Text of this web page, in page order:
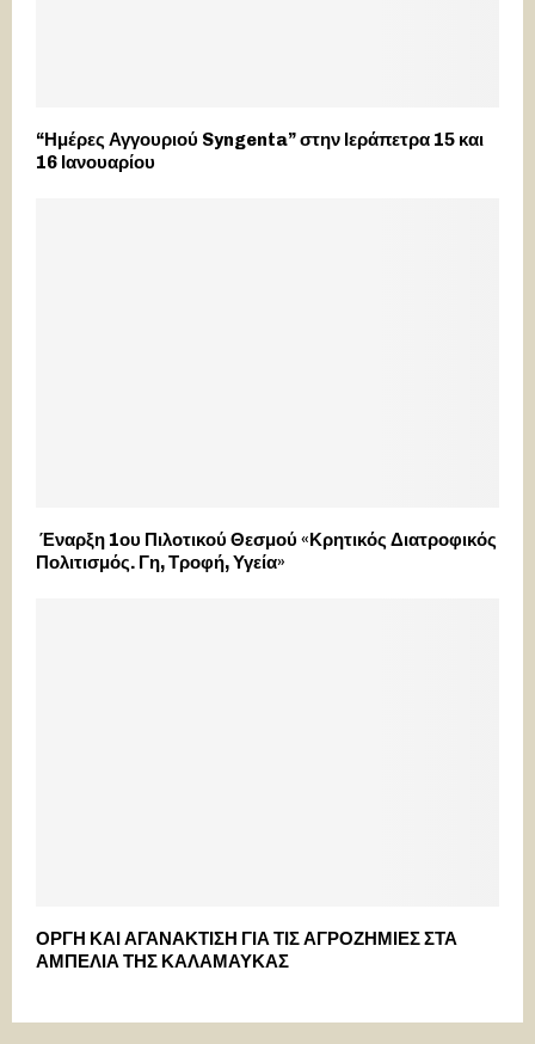
“Ημέρες Αγγουριού Syngenta” στην Ιεράπετρα 15 και
16 Ιανουαρίου
Έναρξη 1ου Πιλοτικού Θεσμού «Κρητικός Διατροφικός
Πολιτισμός. Γη, Τροφή, Υγεία»
ΟΡΓΗ ΚΑΙ ΑΓΑΝΑΚΤΙΣΗ ΓΙΑ ΤΙΣ ΑΓΡΟΖΗΜΙΕΣ ΣΤΑ
ΑΜΠΕΛΙΑ ΤΗΣ ΚΑΛΑΜΑΥΚΑΣ